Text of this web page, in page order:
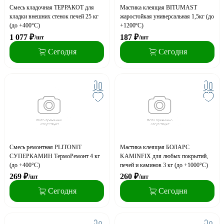
Смесь кладочная ТЕРРАКОТ для
кладки внешних стенок печей 25 кг
(до +400°С)
1 077 ₽/шт
Сегодня
Мастика клеящая BITUMAST
жаростойкая универсальная 1,5кг (до
+1200ºС)
187 ₽/шт
Сегодня
Смесь ремонтная PLITONIT
СУПЕРКАМИН ТермоРемонт 4 кг
(до +400°С)
269 ₽/шт
Сегодня
Мастика клеящая БОЛАРС
KAMINFIX для любых покрытий,
печей и каминов 3 кг (до +1000°С)
260 ₽/шт
Сегодня